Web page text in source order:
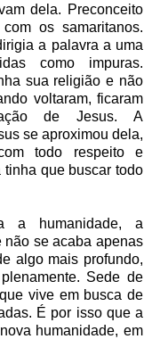
dela. Preconceito
os samaritanos.
a palavra a uma
como impuras.
sua religião e não
voltaram, ficaram
de Jesus. A
se aproximou dela,
todo respeito e
que buscar todo
a humanidade, a
não se acaba apenas
algo mais profundo,
Sede de
vive em busca de
É por isso que a
humanidade, em